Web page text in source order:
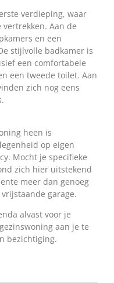
verdieping, waar
Aan de
en een
stijlvolle badkamer is
een comfortabele
een tweede toilet. Aan
zich nog eens
heen is
op eigen
Mocht je specifieke
zich hier uitstekend
meer dan genoeg
garage.
alvast voor je
aan je te
bezichtiging.